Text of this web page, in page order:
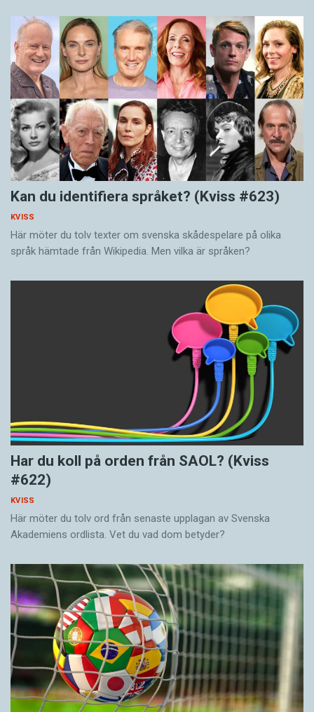
Kan du identifiera språket? (Kviss #623)
KVISS
Här möter du tolv texter om svenska skådespelare på olika
språk hämtade från Wikipedia. Men vilka är språken?
Har du koll på orden från SAOL? (Kviss
#622)
KVISS
Här möter du tolv ord från senaste upplagan av Svenska
Akademiens ordlista. Vet du vad dom betyder?